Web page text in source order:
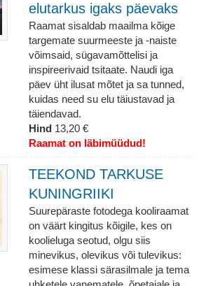
elutarkus igaks päevaks
Raamat sisaldab maailma kõige
targemate suurmeeste ja -naiste
võimsaid, sügavamõttelisi ja
inspireerivaid tsitaate. Naudi iga
päev üht ilusat mõtet ja sa tunned,
kuidas need su elu täiustavad ja
täiendavad.
Hind 13,20 €
Raamat on läbimüüdud!
TEEKOND TARKUSE
KUNINGRIIKI
Suurepäraste fotodega kooliraamat
on väärt kingitus kõigile, kes on
koolieluga seotud, olgu siis
minevikus, olevikus või tulevikus:
esimese klassi särasilmale ja tema